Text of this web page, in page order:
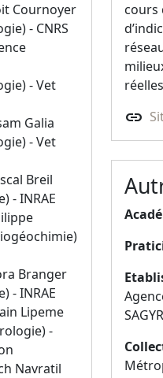
Cournoyer
- CNRS
- Vet
Galia
- Vet
Breil
- INRAE
Branger
- INRAE
Lipeme
-
Navratil
cours
link